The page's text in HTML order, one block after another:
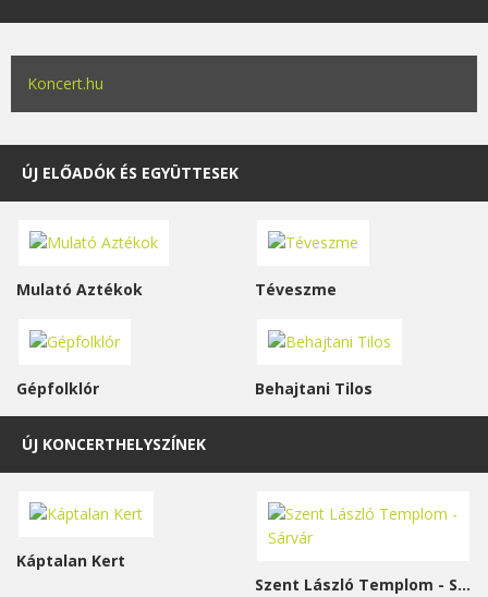
Koncert.hu
ÚJ ELŐADÓK ÉS EGYÜTTESEK
Mulató Aztékok Téveszme
Gépfolklór Behajtani Tilos
ÚJ KONCERTHELYSZÍNEK
Káptalan Kert
Szent László Templom - Sárvár